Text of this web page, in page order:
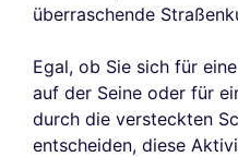
überraschende
Egal, ob Sie sich für
auf der Seine oder für
durch die versteckten
entscheiden, diese